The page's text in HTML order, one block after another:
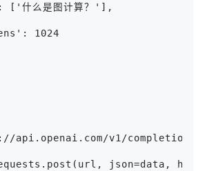
什么是图计算？'],
1024
v1/completions'
json=data,